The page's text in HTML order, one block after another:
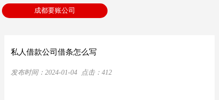
成都要账公司
私人借款公司借条怎么写
发布时间： 2024-01-04点击： 412